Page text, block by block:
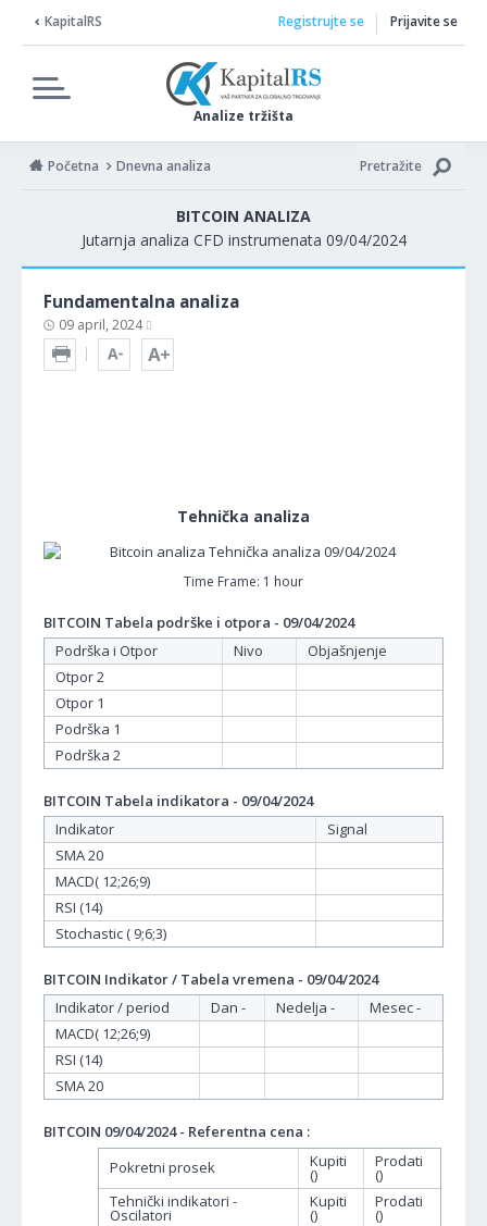
KapitalRS
Analize tržišta
Registrujte se Prijavite se
Početna Dnevna analiza Pretražite
BITCOIN ANALIZA
Jutarnja analiza CFD instrumenata 09/04/2024
Fundamentalna analiza
09 april, 2024
Tehnička analiza
Time Frame: 1 hour
BITCOIN Tabela podrške i otpora - 09/04/2024
Podrška i Otpor
Nivo
Objašnjenje
Otpor 2
Otpor 1
Podrška 1
Podrška 2
BITCOIN Tabela indikatora - 09/04/2024
Indikator
Signal
SMA 20
MACD( 12;26;9)
RSI (14)
Stochastic ( 9;6;3)
BITCOIN Indikator / Tabela vremena - 09/04/2024
Indikator / period
Dan - Nedelja -
Mesec -
MACD( 12;26;9)
RSI (14)
SMA 20
BITCOIN 09/04/2024 - Referentna cena :
Pokretni prosek
Kupiti
()
Prodati
()
Tehnički indikatori -
Oscilatori
Kupiti
()
Prodati
()